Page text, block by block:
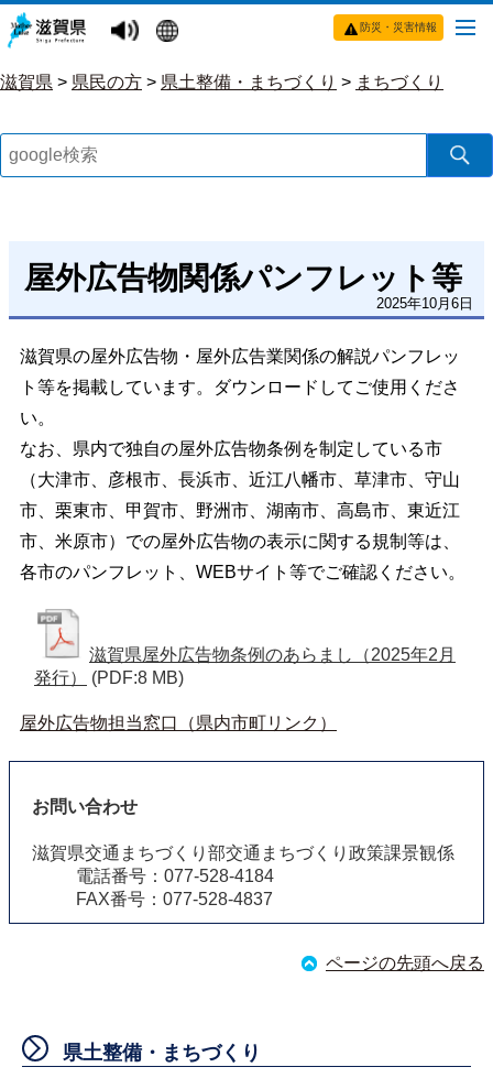
防災・災害情報
滋賀県 > 県民の方 > 県土整備・まちづくり > まちづくり
屋外広告物関係パンフレット等
2025年10月6日
滋賀県の屋外広告物・屋外広告業関係の解説パンフレッ
ト等を掲載しています。ダウンロードしてご使用くださ
い。
なお、県内で独自の屋外広告物条例を制定している市
（大津市、彦根市、長浜市、近江八幡市、草津市、守山
市、栗東市、甲賀市、野洲市、湖南市、高島市、東近江
市、米原市）での屋外広告物の表示に関する規制等は、
各市のパンフレット、WEBサイト等でご確認ください。
滋賀県屋外広告物条例のあらまし（2025年2月
発行）
(PDF:8 MB)
屋外広告物担当窓口（県内市町リンク）
お問い合わせ
滋賀県交通まちづくり部交通まちづくり政策課景観係
電話番号：077-528-4184
FAX番号：077-528-4837
ページの先頭へ戻る
県土整備・まちづくり